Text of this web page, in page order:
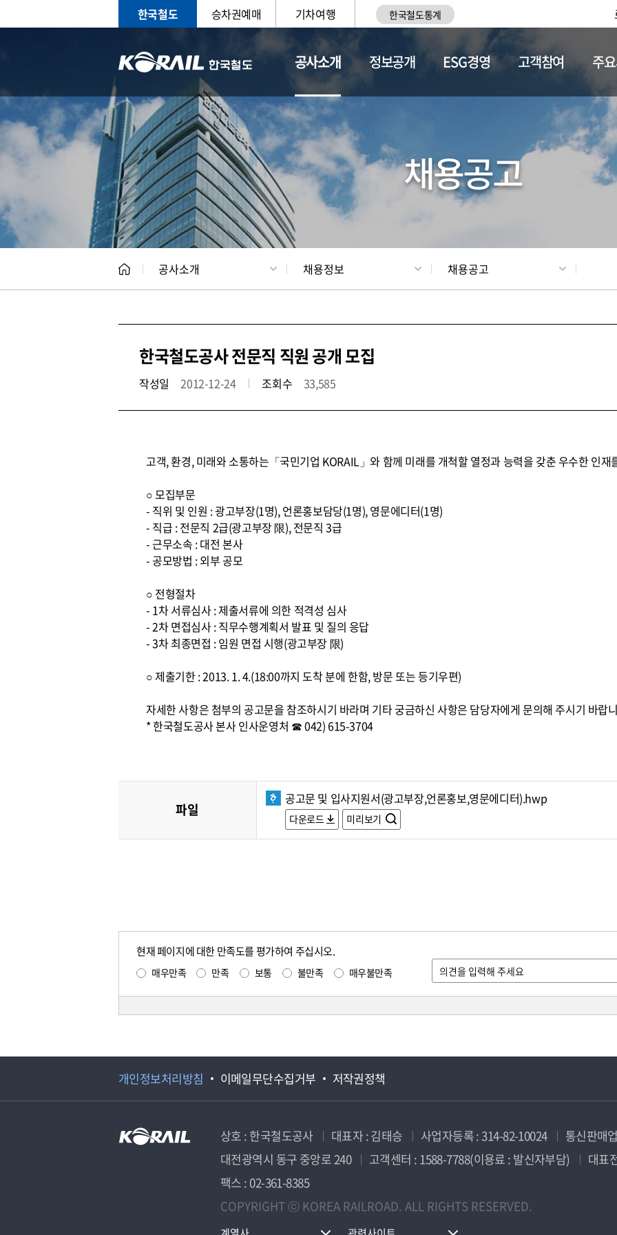
한국철도 승차권예매 기차여행 한국철도통계
공사소개
CEO 일반현황 채용정보
정보공개 ESG경영 고객참여 주
채용공고
공사소개 채용정보 채용공고
한국철도공사 전문직 직원 공개 모집
작성일 2012-12-24 조회수 33,585
고객, 환경, 미래와 소통하는「국민기업 KORAIL」와 함께 미래를 개척할 열정과 능력을 갖춘 우수한 인재
○ 모집부문
- 직위 및 인원 : 광고부장(1명), 언론홍보담당(1명), 영문에디터(1명)
- 직급 : 전문직 2급(광고부장 限), 전문직 3급
- 근무소속 : 대전 본사
- 공모방법 : 외부 공모
○ 전형절차
- 1차 서류심사 : 제출서류에 의한 적격성 심사
- 2차 면접심사 : 직무수행계획서 발표 및 질의 응답
- 3차 최종면접 : 임원 면접 시행(광고부장 限)
○ 제출기한 : 2013. 1. 4.(18:00까지 도착 분에 한함, 방문 또는 등기우편)
자세한 사항은 첨부의 공고문을 참조하시기 바라며 기타 궁금하신 사항은 담당자에게 문의해 주시기 바랍
* 한국철도공사 본사 인사운영처 ☎ 042) 615-3704
파일
공고문 및 입사지원서(광고부장,언론홍보,영문에디터).hwp
다운로드 미리보기
현재 페이지에 대한 만족도를 평가하여 주십시오.
매우만족 만족 보통 불만족 매우불만족
개인정보처리방침 이메일무단수집거부 저작권정책
상호 : 한국철도공사 대표자 : 김태승 사업자등록 : 314-82-10024
통신판매
대전광역시 동구 중앙로 240
고객센터 : 1588-7788(이용료 : 발신자부담)
대표
팩스 : 02-361-8385
COPYRIGHT ⓒ KOREA RAILROAD. ALL RIGHTS RESERVED.